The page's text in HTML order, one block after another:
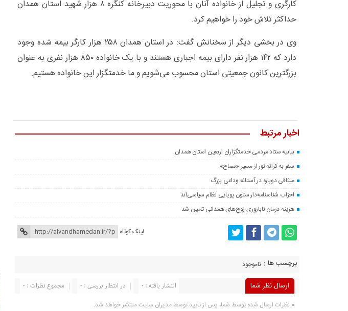
کارگری و تجلیل از خانواده آنان با محوریت دبیرخانه کنگره ۸ هزار شهید استان همدان
حداکثر تلاش خود را خواهیم کرد.
وی در بخشی دیگر از سخنانش گفت: در استان همدان ۲۵۸ هزار کارگر بیمه شده وجود
دارد که ۱۴۲ هزار نفر دارای بیمه اجباری هستند و با یک خانواده ۸۵۰ هزار نفری به عنوان
بزرگترین کانون جمعیتی استان محسوب می‌شویم و ما خدمتگزار این خانواده هستیم.
اخبار مرتبط
بیانیه ستاد مردمی خدمتگزاران اربعین استان همدان
سفر به کرانه‌ نور از مسیرِ «سماح»
میثاقی دوباره در آستانه‌ وداعی بزرگ
احزاب شناسنامه‌دار ستون پویایی نظام سیاسی‌اند
هزینه درمان ناباروری زوج‌های همدانی تامین شد
لینک کوتاه
برچسب ها : ناموجود
ارسال نظر شما مجموع نظرات : 0 در انتظار بررسی : 0 انتشار یافته : 0
نظرات ارسال شده توسط شما، پس از تایید توسط مدیران سایت منتشر خواهد شد.